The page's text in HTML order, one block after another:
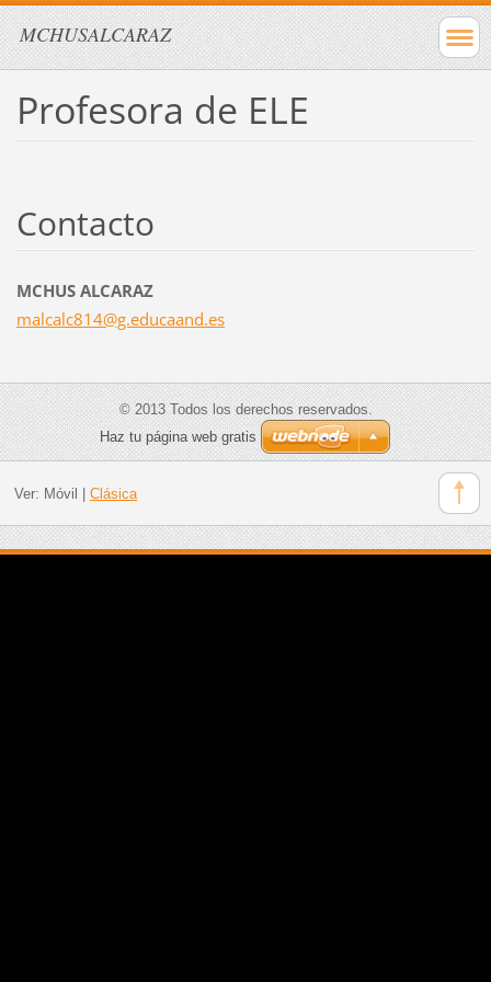
MCHUSALCARAZ
Profesora de ELE
Contacto
MCHUS ALCARAZ
malcalc814@g.educaand.es
© 2013 Todos los derechos reservados.
Haz tu página web gratis
Ver: Móvil Clásica